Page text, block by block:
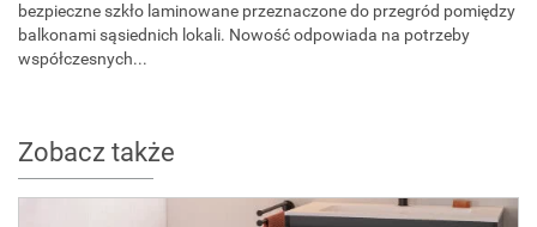
bezpieczne szkło laminowane przeznaczone do przegród pomiędzy
balkonami sąsiednich lokali. Nowość odpowiada na potrzeby
współczesnych...
Zobacz także